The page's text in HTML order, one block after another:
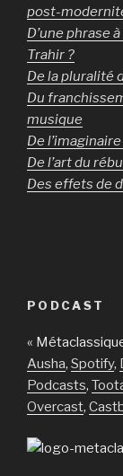
post-
D’une phrase à
Trahir ?
De la pluralité
Du
musique
De
De l’art du
Des effets de
PODCAST
«
Ausha, Spotify,
Podcasts,
Overcast,